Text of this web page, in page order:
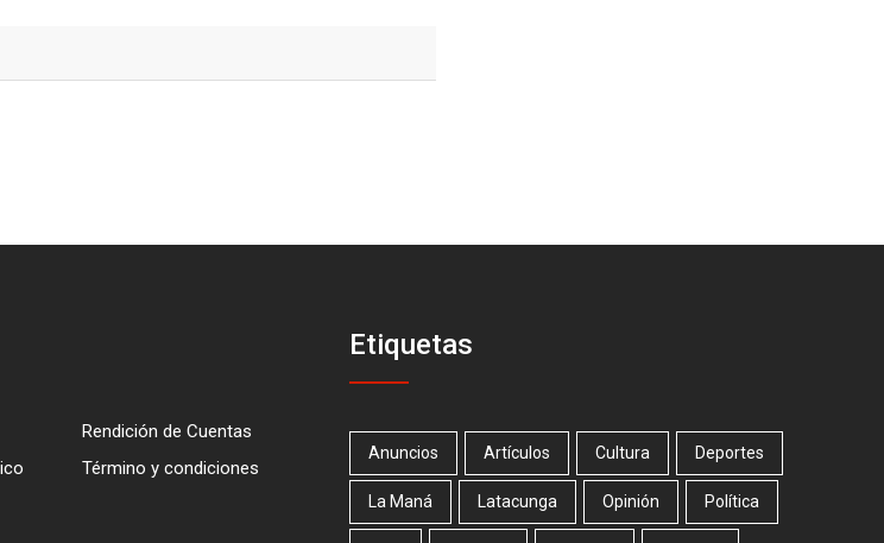
Rendición de Cuentas
Término y condiciones
Etiquetas
Anuncios Artículos Cultura Deportes
La Maná Latacunga Opinión Política